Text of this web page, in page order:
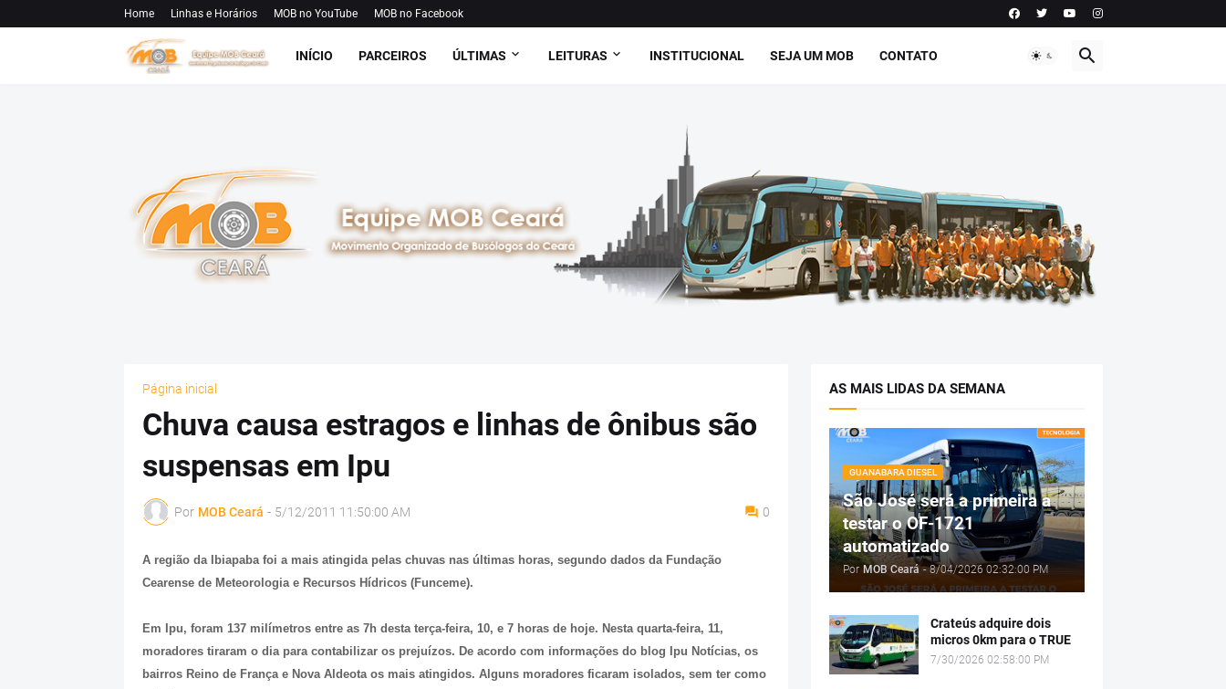
Home Linhas e Horários MOB no YouTube MOB no Facebook
INÍCIO PARCEIROS ÚLTIMAS LEITURAS INSTITUCIONAL SEJA UM MOB CONTATO
Página inicial
Chuva causa estragos e linhas de ônibus são
suspensas em Ipu
Por MOB Ceará - 5/12/2011 11:50:00 AM 0
A região da Ibiapaba foi a mais atingida pelas chuvas nas últimas horas, segundo dados da Fundação
Cearense de Meteorologia e Recursos Hídricos (Funceme).
Em Ipu, foram 137 milímetros entre as 7h desta terça-feira, 10, e 7 horas de hoje. Nesta quarta-feira, 11,
moradores tiraram o dia para contabilizar os prejuízos. De acordo com informações do blog Ipu Notícias, os
bairros Reino de França e Nova Aldeota os mais atingidos. Alguns moradores ficaram isolados, sem ter como
AS MAIS LIDAS DA SEMANA
GUANABARA DIESEL
São José será a primeira a
testar o OF-1721
automatizado
Por MOB Ceará - 8/04/2026 02:32:00 PM
Crateús adquire dois
micros 0km para o TRUE
7/30/2026 02:58:00 PM